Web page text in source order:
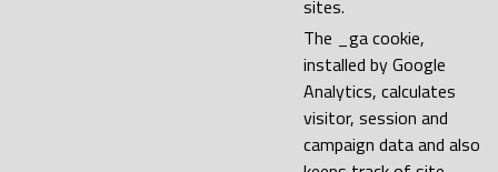
sites.
The _ga cookie,
installed by Google
Analytics, calculates
visitor, session and
campaign data and also